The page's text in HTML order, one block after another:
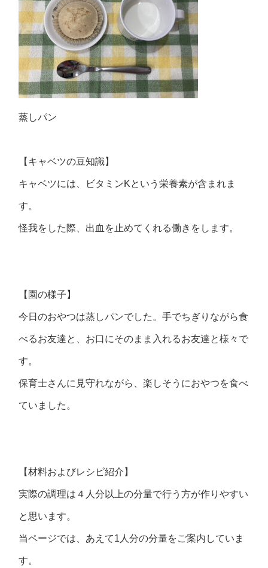
蒸しパン
【キャベツの豆知識】
キャベツには、ビタミンKという栄養素が含まれま
す。
怪我をした際、出血を止めてくれる働きをします。
【園の様子】
今日のおやつは蒸しパンでした。手でちぎりながら食
べるお友達と、お口にそのまま入れるお友達と様々で
す。
保育士さんに見守れながら、楽しそうにおやつを食べ
ていました。
【材料およびレシピ紹介】
実際の調理は４人分以上の分量で行う方が作りやすい
と思います。
当ページでは、あえて1人分の分量をご案内していま
す。